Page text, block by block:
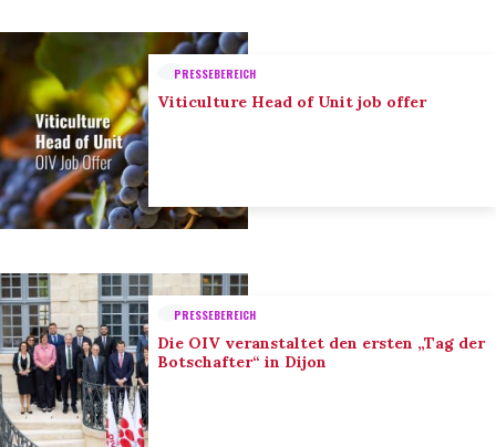
PRESSEBEREICH
Viticulture Head of Unit job offer
PRESSEBEREICH
Die OIV veranstaltet den ersten „Tag der
Botschafter“ in Dijon